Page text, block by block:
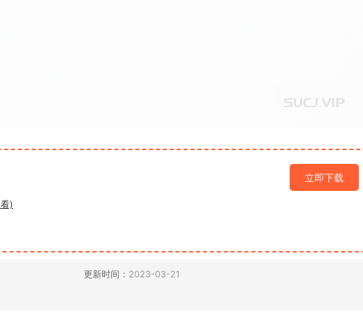
立即下载
)
更新时间： 2023-03-21